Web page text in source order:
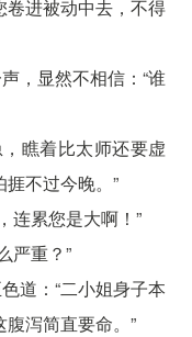
卷进被动中去，不得
，显然不相信：“谁
瞧着比太师还要虚
不过今晚。”
连累您是大啊！”
严重？”
道：“二小姐身子本
泻简直要命。”